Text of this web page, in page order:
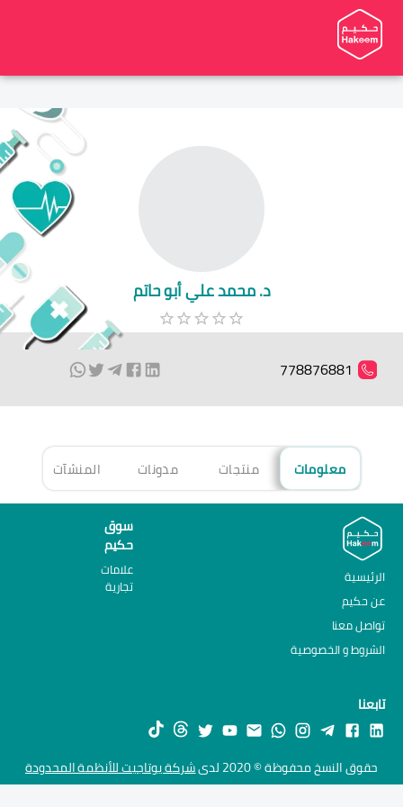
د. محمد علي أبو حاتم
778876881
معلومات منتجات مدونات المنشآت
الرئيسية
عن حكيم
تواصل معنا
الشروط و الخصوصية
سوق
حكيم
علامات
تجارية
تابعنا
حقوق النسخ محفوظة © 2020 لدى شركة يوتاجيت للأنظمة المحدودة